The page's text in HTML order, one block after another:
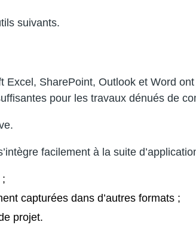
suivants.
SharePoint, Outlook et Word
pour les travaux dénués de
facilement à la suite
capturées dans d’autres formats ;
projet.